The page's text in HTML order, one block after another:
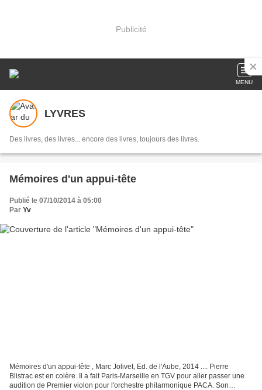
Publicité
MENU
LYVRES
Des livres, des livres... encore des livres, toujours des livres.
Mémoires d'un appui-tête
Publié le 07/10/2014 à 05:00
Par Yv
Mémoires d'un appui-tête , Marc Jolivet, Ed. de l'Aube, 2014 .... Pierre
Blistrac est en colère. Il a fait Paris-Marseille en TGV pour aller passer une
audition de Premier violon pour l'orchestre philarmonique PACA. Son